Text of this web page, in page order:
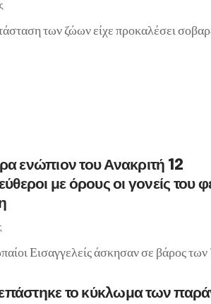
των ζώων είχε προκαλέσει
ενώπιον του Ανακριτή 12
με όρους οι γονείς του
Εισαγγελείς άσκησαν σε βάρος των
το κύκλωμα των